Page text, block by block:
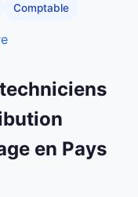
Comptable
en Pays